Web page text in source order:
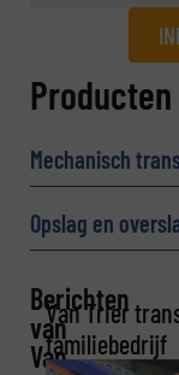
Bedrijf
Mechanisch
Opslag en
Berichten
van
Van
Van Trier
familiebedrijf